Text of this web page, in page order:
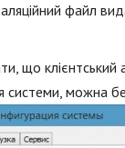
файл
що клієнтський
системи, можна